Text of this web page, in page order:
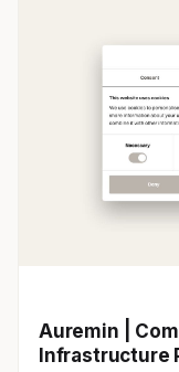
Auremin |
Infrastructure